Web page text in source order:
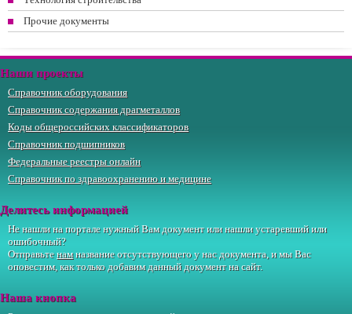
Прочие документы
Наши проекты
Справочник оборудования
Справочник содержания драгметаллов
Коды общероссийских классификаторов
Справочник подшипников
Федеральные реестры онлайн
Справочник по здравоохранению и медицине
Делитесь информацией
Не нашли на портале нужный Вам документ или нашли устаревший или
ошибочный?
Отправьтенамназвание отсутствующего у нас документа, и мы Вас
оповестим, как только добавим данный документ на сайт.
Наша кнопка